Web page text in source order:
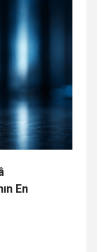
En